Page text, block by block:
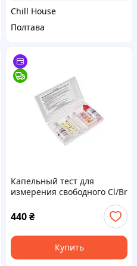
Chill House
Полтава
Капельный тест для
измерения свободного Cl/Br
440₴
Купить